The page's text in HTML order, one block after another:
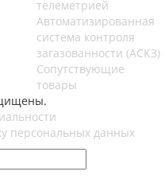
телеметрией
Автоматизированная
система контроля
загазованности (АСКЗ)
Сопутствующие
товары
персональных данных